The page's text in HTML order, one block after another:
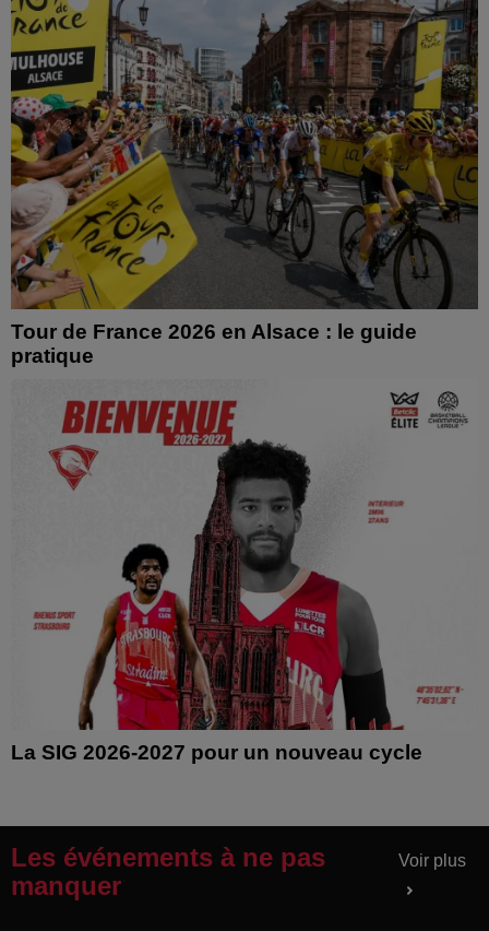
Tour de France 2026 en Alsace : le guide
pratique
La SIG 2026-2027 pour un nouveau cycle
Les événements à ne pas
manquer
Voir plus